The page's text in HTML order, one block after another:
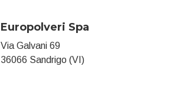
Europolveri Spa
Via Galvani 69
36066 Sandrigo (VI)